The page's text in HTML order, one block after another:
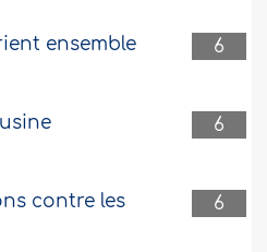
6
ensemble
6
6
contre les